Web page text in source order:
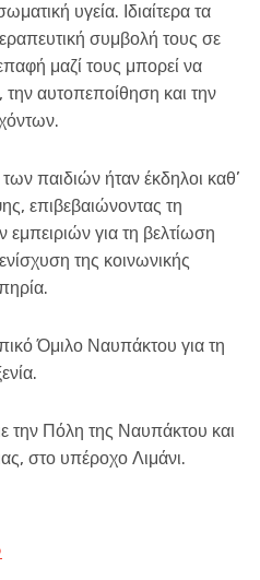
υγεία. Ιδιαίτερα τα
συμβολή τους σε
μαζί τους μπορεί να
την αυτοπεποίθηση και την
παιδιών ήταν έκδηλοι καθ’
επιβεβαιώνοντας τη
εμπειριών για τη βελτίωση
της κοινωνικής
Όμιλο Ναυπάκτου για τη
την Πόλη της Ναυπάκτου και
στο υπέροχο Λιμάνι.